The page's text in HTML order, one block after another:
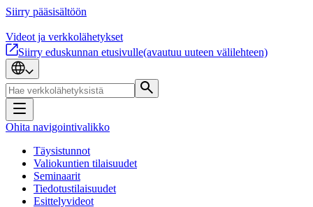
Siirry pääsisältöön
Videot ja verkkolähetykset
Siirry eduskunnan etusivulle(avautuu uuteen välilehteen)
Ohita navigointivalikko
Täysistunnot
Valiokuntien tilaisuudet
Seminaarit
Tiedotustilaisuudet
Esittelyvideot